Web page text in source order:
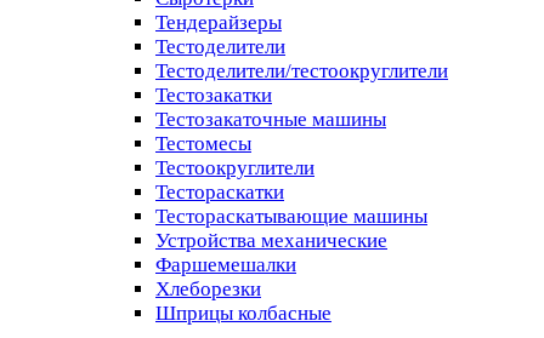
Тендерайзеры
Тестоделители
Тестоделители/тестоокруглители
Тестозакатки
Тестозакаточные машины
Тестомесы
Тестоокруглители
Тестораскатки
Тестораскатывающие машины
Устройства механические
Фаршемешалки
Хлеборезки
Шприцы колбасные